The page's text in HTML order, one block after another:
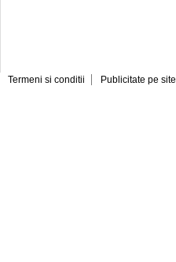
Termeni si conditii Publicitate pe site